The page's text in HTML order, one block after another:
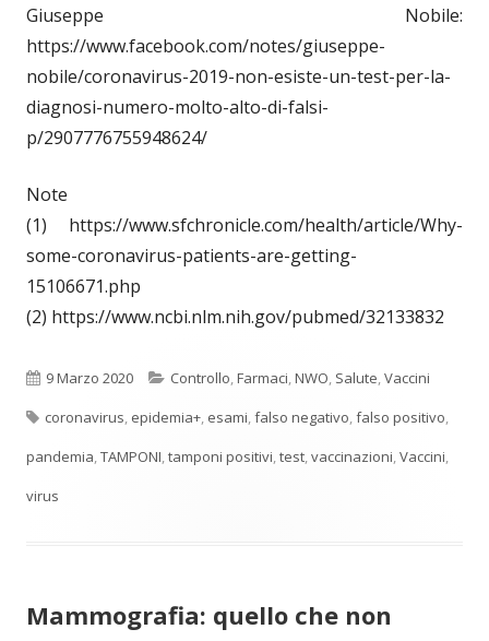
Giuseppe Nobile:
https://www.facebook.com/notes/giuseppe-
nobile/coronavirus-2019-non-esiste-un-test-per-la-
diagnosi-numero-molto-alto-di-falsi-
p/2907776755948624/
Note
(1) https://www.sfchronicle.com/health/article/Why-
some-coronavirus-patients-are-getting-
15106671.php
(2) https://www.ncbi.nlm.nih.gov/pubmed/32133832
Pubblicato
9 Marzo 2020 Categorie
Controllo,Farmaci,NWO, Salute,Vaccini
Tag
coronavirus, epidemia+, esami,falso negativo,falso positivo,
pandemia,TAMPONI,tamponi positivi,test,vaccinazioni,Vaccini,
virus
Mammografia: quello che non